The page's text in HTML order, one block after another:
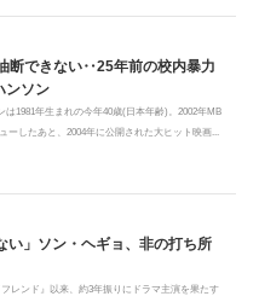
断できない‥25年前の校内暴力
ンソン
1981年生まれの今年40歳(日本年齢)。2002年MB
ーしたあと、2004年に公開された大ヒット映画...
い」ソン・ヘギョ、非の打ち所
レンド』以来、約3年振りにドラマ主演を果たす